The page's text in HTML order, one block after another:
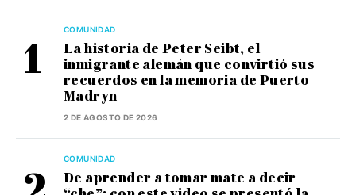
COMUNIDAD
La historia de Peter Seibt, el
inmigrante alemán que convirtió sus
recuerdos en la memoria de Puerto
Madryn
2 DE AGOSTO DE 2026
COMUNIDAD
De aprender a tomar mate a decir